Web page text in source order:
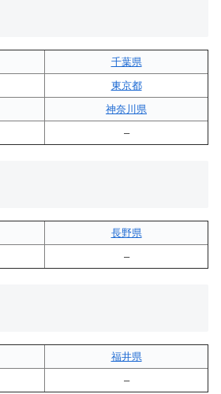
千葉県
東京都
神奈川県
–
長野県
–
福井県
–